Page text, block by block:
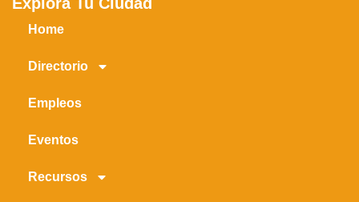
Home
Directorio
Empleos
Eventos
Recursos